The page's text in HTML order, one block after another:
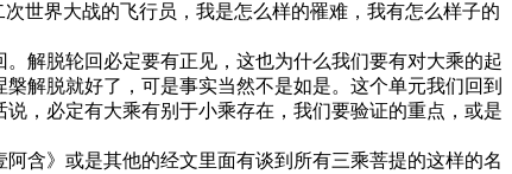
世界大战的飞行员，我是怎么样的罹难，我有怎么样子的
解脱轮回必定要有正见，这也为什么我们要有对大乘的起
解脱就好了，可是事实当然不是如是。这个单元我们回到
，必定有大乘有别于小乘存在，我们要验证的重点，或是
含》或是其他的经文里面有谈到所有三乘菩提的这样的名